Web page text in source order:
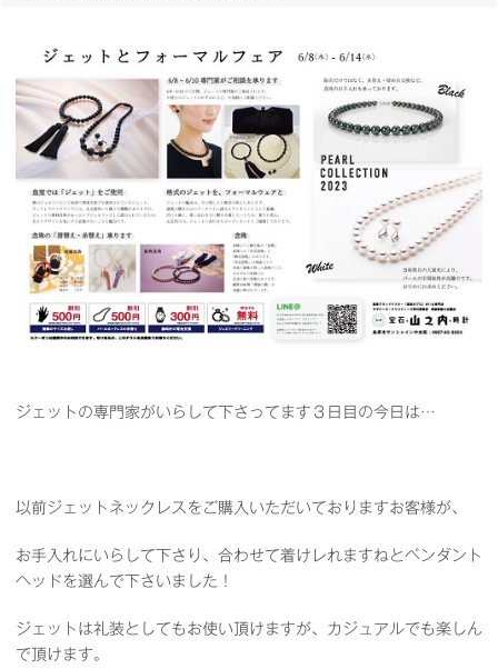
ジェットの専門家がいらして下さってます３日目の今日は…
以前ジェットネックレスをご購入いただいておりますお客様が、
お手入れにいらして下さり、合わせて着けレれますねとペンダント
ヘッドを選んで下さいました！
ジェットは礼装としてもお使い頂けますが、カジュアルでも楽しん
で頂けます。